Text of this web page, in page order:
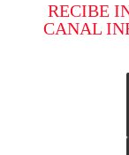
RECIBE
CANAL